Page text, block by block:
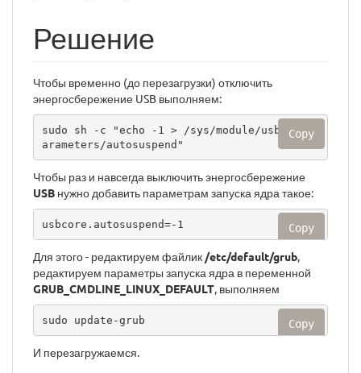
Решение
Чтобы временно (до перезагрузки) отключить
энергосбережение USB выполняем:
sudo sh -c "echo -1 > /sys/module/usbcore/p
arameters/autosuspend"
Copy
Чтобы раз и навсегда выключить энергосбережение
USB нужно добавить параметрам запуска ядра такое:
usbcore.autosuspend=-1 Copy
Для этого - редактируем файлик /etc/default/grub,
редактируем параметры запуска ядра в переменной
GRUB_CMDLINE_LINUX_DEFAULT, выполняем
sudo update-grub Copy
И перезагружаемся.